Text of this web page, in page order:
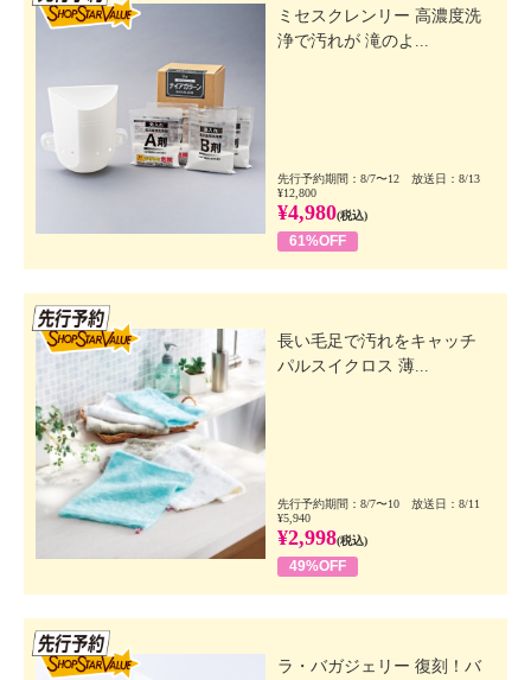
ミセスクレンリー 高濃度洗
浄で汚れが 滝のよ...
先行予約期間：8/7〜12 放送日：8/13
¥12,800
¥4,980(税込)
61%OFF
長い毛足で汚れをキャッチ
パルスイクロス 薄...
先行予約期間：8/7〜10 放送日：8/11
¥5,940
¥2,998(税込)
49%OFF
ラ・バガジェリー 復刻！バ